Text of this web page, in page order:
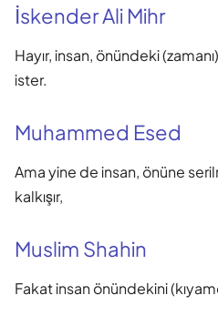
İskender Ali Mihr
Hayır, insan, önündeki
ister.
Muhammed Esed
Ama yine de insan, önüne
kalkışır,
Muslim Shahin
Fakat insan önündekini